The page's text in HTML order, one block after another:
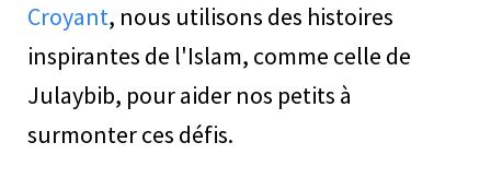
Croyant, nous utilisons des histoires
inspirantes de l'Islam, comme celle de
Julaybib, pour aider nos petits à
surmonter ces défis.